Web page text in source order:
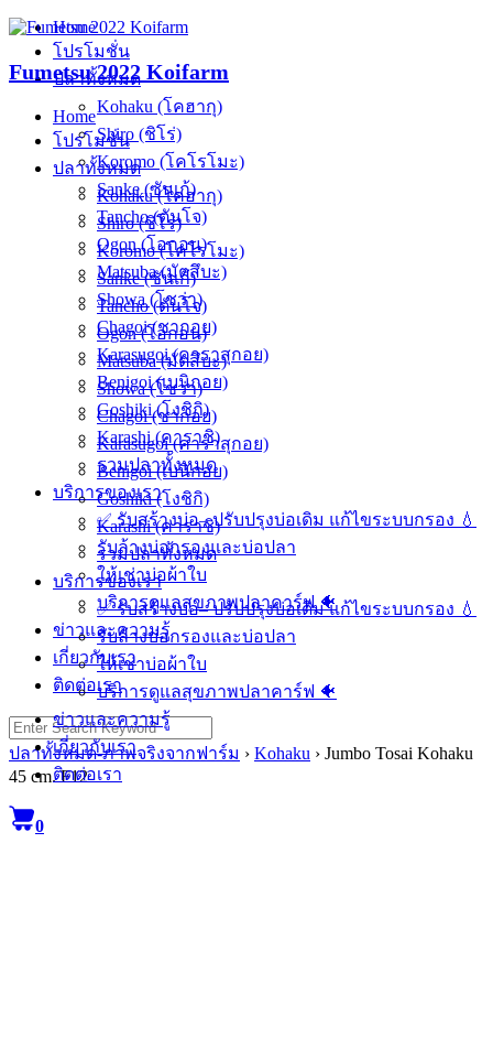
Skip
content
Fumetsu 2022 Koifarm
Home
โปรโมชั่น
ปลาทั้งหมด
Kohaku (โคฮากุ)
Shiro (ชิโร่)
Koromo (โคโรโมะ)
Sanke (ซันเก้)
Tancho (ตันโจ)
Ogon (โอกอน)
Matsuba (มัตสึบะ)
Showa (โชว่า)
Chagoi (ชากอย)
Karasugoi (คาราสุกอย)
Benigoi (เบนิกอย)
Goshiki (โงชิกิ)
Karashi (คาราชิ)
รวมปลาทั้งหมด
บริการของเรา
✅ รับสร้างบ่อ– ปรับปรุงบ่อเดิม แก้ไขระบบกรอง 💧
รับล้างบ่อกรองและบ่อปลา
ให้เช่าบ่อผ้าใบ
บริการดูแลสุขภาพปลาคาร์ฟ 🐠
ข่าวและความรู้
เกี่ยวกับเรา
ติดต่อเรา
0
Home
โปรโมชั่น
ปลาทั้งหมด
Kohaku (โคฮากุ)
Shiro (ชิโร่)
Koromo (โคโรโมะ)
Sanke (ซันเก้)
Tancho (ตันโจ)
Ogon (โอกอน)
Matsuba (มัตสึบะ)
Showa (โชว่า)
Chagoi (ชากอย)
Karasugoi (คาราสุกอย)
Benigoi (เบนิกอย)
Goshiki (โงชิกิ)
Karashi (คาราชิ)
รวมปลาทั้งหมด
บริการของเรา
✅ รับสร้างบ่อ– ปรับปรุงบ่อเดิม แก้ไขระบบกรอง 💧
รับล้างบ่อกรองและบ่อปลา
ให้เช่าบ่อผ้าใบ
บริการดูแลสุขภาพปลาคาร์ฟ 🐠
ข่าวและความรู้
เกี่ยวกับเรา
ติดต่อเรา
Search
for:
ปลาทั้งหมด-ภาพจริงจากฟาร์ม › Kohaku › Jumbo Tosai Kohaku
45 cm. F12